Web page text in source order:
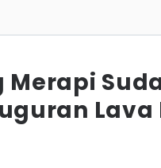
Merapi
Lava